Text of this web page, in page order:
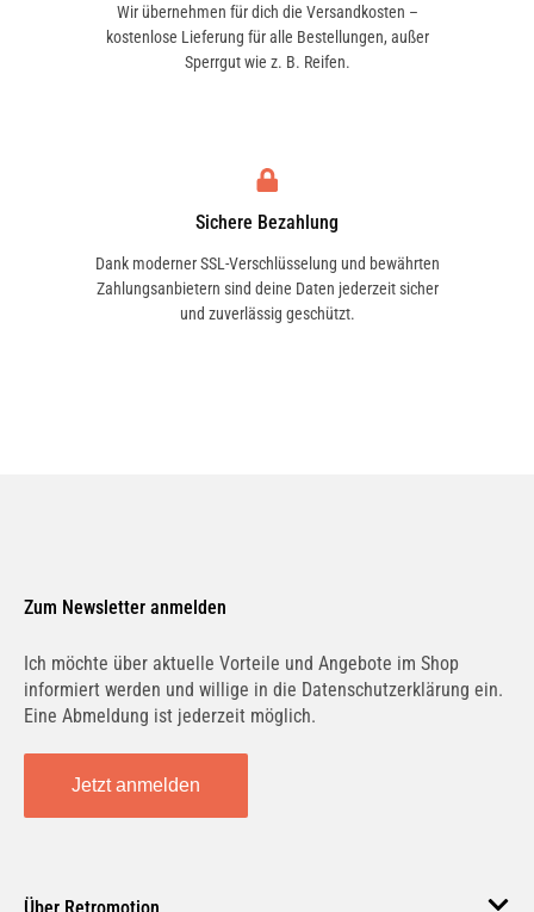
Wir übernehmen für dich die Versandkosten –
kostenlose Lieferung für alle Bestellungen, außer
Sperrgut wie z. B. Reifen.
Sichere Bezahlung
Dank moderner SSL-Verschlüsselung und bewährten
Zahlungsanbietern sind deine Daten jederzeit sicher
und zuverlässig geschützt.
Zum Newsletter anmelden
Ich möchte über aktuelle Vorteile und Angebote im Shop
informiert werden und willige in die Datenschutzerklärung ein.
Eine Abmeldung ist jederzeit möglich.
Jetzt anmelden